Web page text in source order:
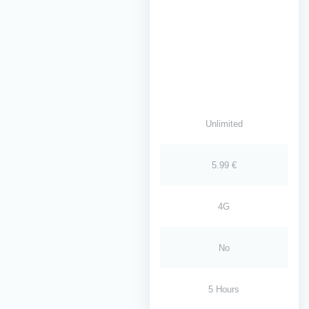
Unlimited
5.99 €
4G
No
5 Hours